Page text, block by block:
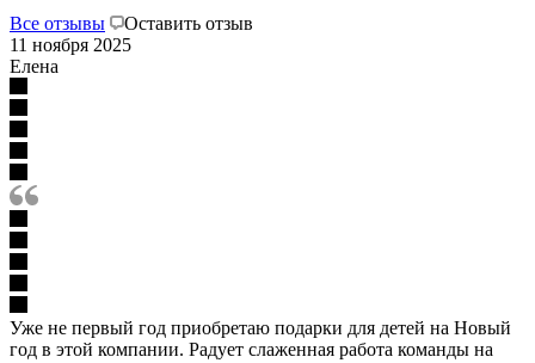
Все отзывы
Оставить отзыв
11 ноября 2025
Елена
Уже не первый год приобретаю подарки для детей на Новый
год в этой компании. Радует слаженная работа команды на